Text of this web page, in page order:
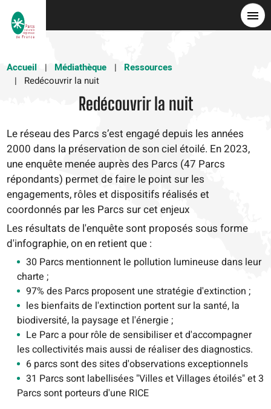
Accueil
Médiathèque
Ressources
Redécouvrir la nuit
Redécouvrir la nuit
Le réseau des Parcs s’est engagé depuis les années
2000 dans la préservation de son ciel étoilé. En 2023,
une enquête menée auprès des Parcs (47 Parcs
répondants) permet de faire le point sur les
engagements, rôles et dispositifs réalisés et
coordonnés par les Parcs sur cet enjeux
Les résultats de l'enquête sont proposés sous forme
d'infographie, on en retient que :
30 Parcs mentionnent le pollution lumineuse dans leur
charte ;
97% des Parcs proposent une stratégie d'extinction ;
les bienfaits de l'extinction portent sur la santé, la
biodiversité, la paysage et l'énergie ;
Le Parc a pour rôle de sensibiliser et d'accompagner
les collectivités mais aussi de réaliser des diagnostics.
6 parcs sont des sites d'observations exceptionnels
31 Parcs sont labellisées "Villes et Villages étoilés" et 3
Parcs sont porteurs d'une RICE